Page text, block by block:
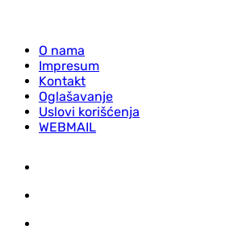
O nama
Impresum
Kontakt
Oglašavanje
Uslovi korišćenja
WEBMAIL